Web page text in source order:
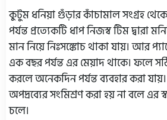
কুটুম ধনিয়া গুঁড়ার কাঁচামাল সংগ্রহ
পর্যন্ত প্রত্যেকটি ধাপ নিজস্ব টিম দ্বারা
মান নিয়ে নিঃসঙ্কোচ থাকা যায়। আর
এক বছর পর্যন্ত এর মেয়াদ থাকে। ফলে
করলে অনেকদিন পর্যন্ত ব্যবহার করা
অপদ্রব্যের সংমিশ্রণ করা হয় না বলে এর
চলে।